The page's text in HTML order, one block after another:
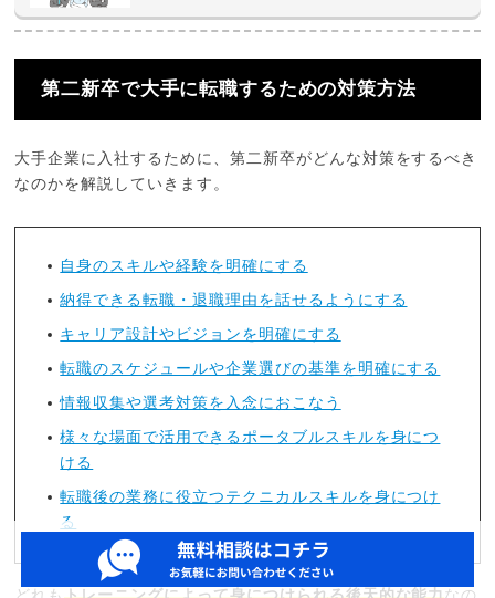
第二新卒で大手に転職するための対策方法
大手企業に入社するために、第二新卒がどんな対策をするべき
なのかを解説していきます。
自身のスキルや経験を明確にする
納得できる転職・退職理由を話せるようにする
キャリア設計やビジョンを明確にする
転職のスケジュールや企業選びの基準を明確にする
情報収集や選考対策を入念におこなう
様々な場面で活用できるポータブルスキルを身につ
ける
転職後の業務に役立つテクニカルスキルを身につけ
る